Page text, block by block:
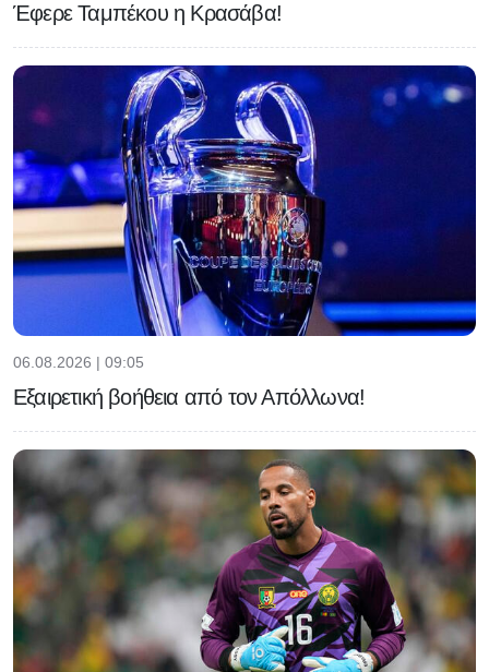
Έφερε Ταμπέκου η Κρασάβα!
06.08.2026 | 09:05
Εξαιρετική βοήθεια από τον Απόλλωνα!